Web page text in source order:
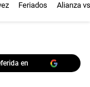
Feriados Alianza
en